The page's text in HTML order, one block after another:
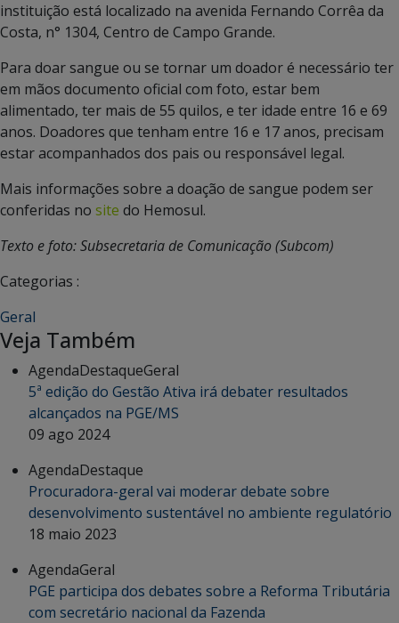
instituição está localizado na avenida Fernando Corrêa da
Costa, n° 1304, Centro de Campo Grande.
Para doar sangue ou se tornar um doador é necessário ter
em mãos documento oficial com foto, estar bem
alimentado, ter mais de 55 quilos, e ter idade entre 16 e 69
anos. Doadores que tenham entre 16 e 17 anos, precisam
estar acompanhados dos pais ou responsável legal.
Mais informações sobre a doação de sangue podem ser
conferidas no site do Hemosul.
Texto e foto: Subsecretaria de Comunicação (Subcom)
Categorias :
Geral
Veja Também
AgendaDestaqueGeral
5ª edição do Gestão Ativa irá debater resultados
alcançados na PGE/MS
09 ago 2024
AgendaDestaque
Procuradora-geral vai moderar debate sobre
desenvolvimento sustentável no ambiente regulatório
18 maio 2023
AgendaGeral
PGE participa dos debates sobre a Reforma Tributária
com secretário nacional da Fazenda